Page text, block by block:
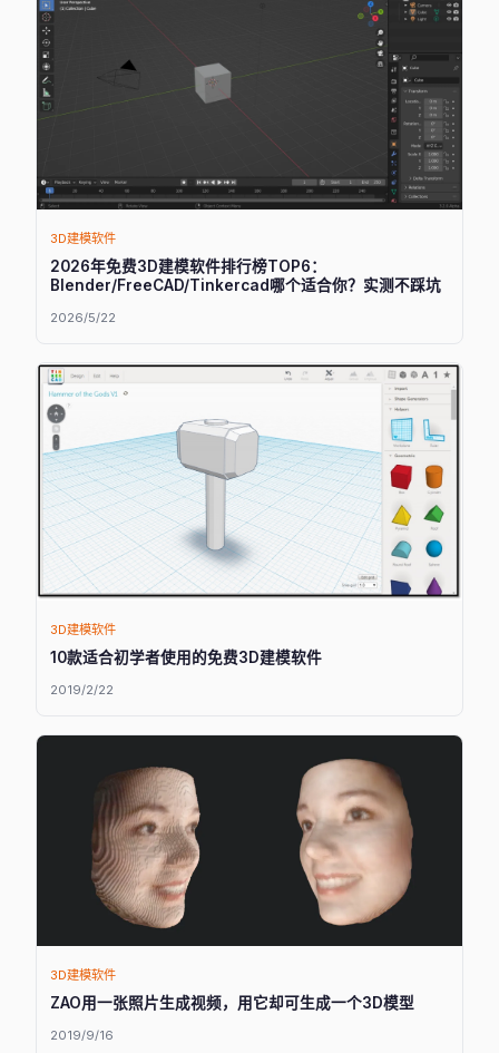
3D建模软件
2026年免费3D建模软件排行榜TOP6：
Blender/FreeCAD/Tinkercad哪个适合你？实测不踩坑
2026/5/22
3D建模软件
10款适合初学者使用的免费3D建模软件
2019/2/22
3D建模软件
ZAO用一张照片生成视频，用它却可生成一个3D模型
2019/9/16